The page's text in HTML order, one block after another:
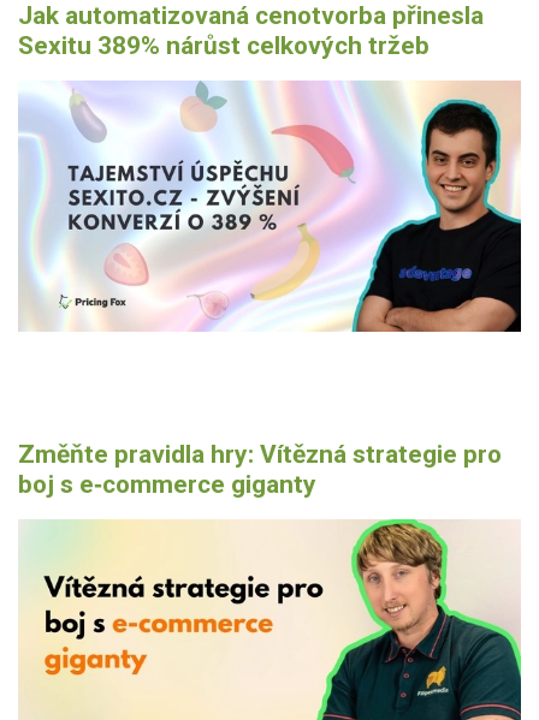
Jak automatizovaná cenotvorba přinesla
Sexitu 389% nárůst celkových tržeb
Změňte pravidla hry: Vítězná strategie pro
boj s e‑commerce giganty